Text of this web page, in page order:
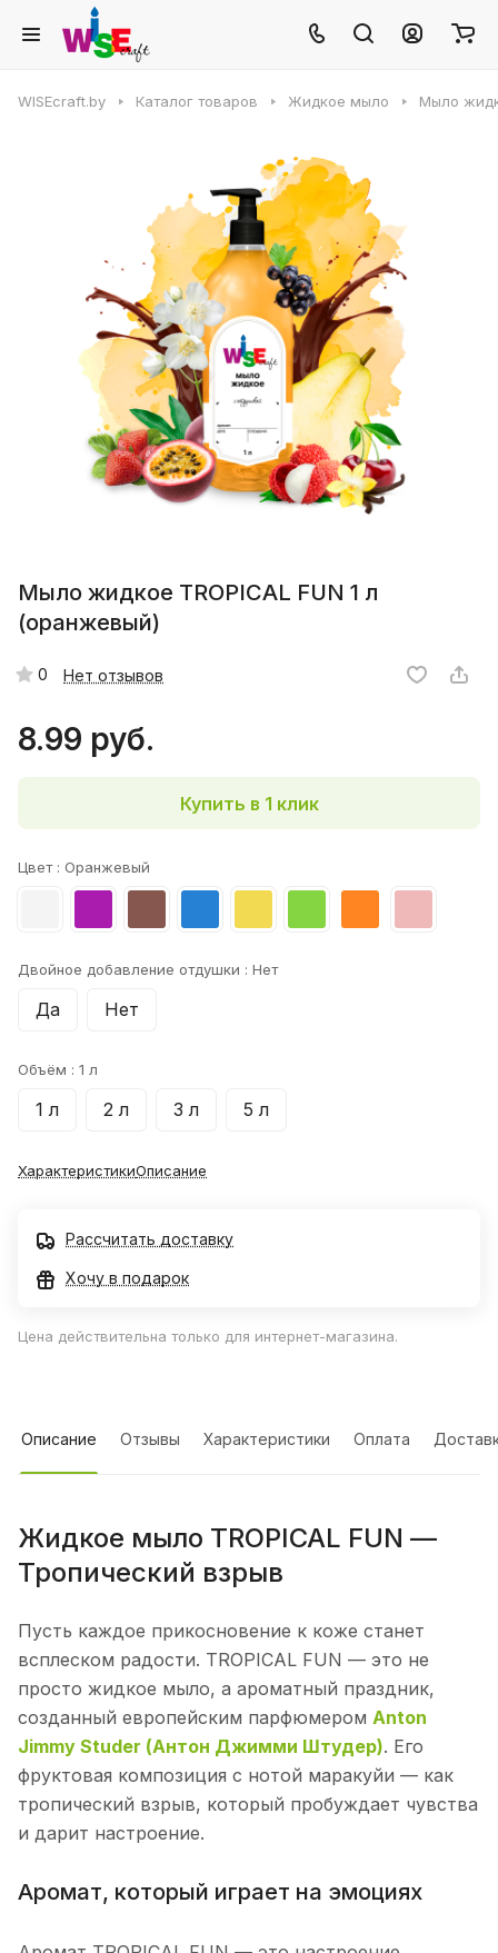
WISEcraft.by Каталог товаров Жидкое мыло Мыло
Мыло жидкое TROPICAL FUN 1 л
(оранжевый)
0 Нет отзывов
8.99 руб.
Купить в 1 клик
Цвет : Оранжевый
Двойное добавление отдушки : Нет
Да Нет
Объём : 1 л
1 л 2 л 3 л 5 л
ХарактеристикиОписание
Рассчитать доставку
Хочу в подарок
Цена действительна только для интернет-магазина.
Описание Отзывы Характеристики Оплата
Жидкое мыло TROPICAL FUN —
Тропический взрыв
Пусть каждое прикосновение к коже станет
всплеском радости. TROPICAL FUN — это не
просто жидкое мыло, а ароматный праздник,
созданный европейским парфюмером Anton
Jimmy Studer (Антон Джимми Штудер). Его
фруктовая композиция с нотой маракуйи — как
тропический взрыв, который пробуждает чувства
и дарит настроение.
Аромат, который играет на эмоциях